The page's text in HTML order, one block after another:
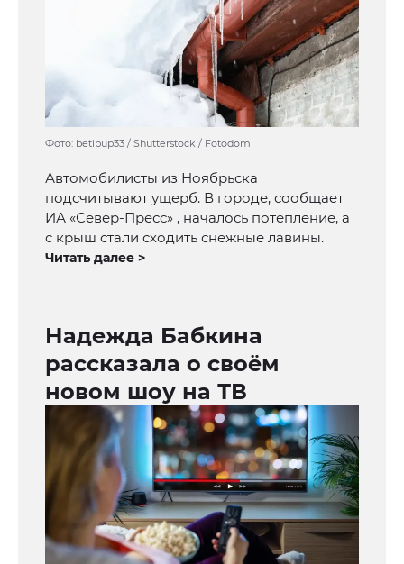
Фото: betibup33 / Shutterstock / Fotodom
Автомобилисты из Ноябрьска
подсчитывают ущерб. В городе, сообщает
ИА «Север-Пресс» , началось потепление, а
с крыш стали сходить снежные лавины.
Читать далее >
Надежда Бабкина
рассказала о своём
новом шоу на ТВ